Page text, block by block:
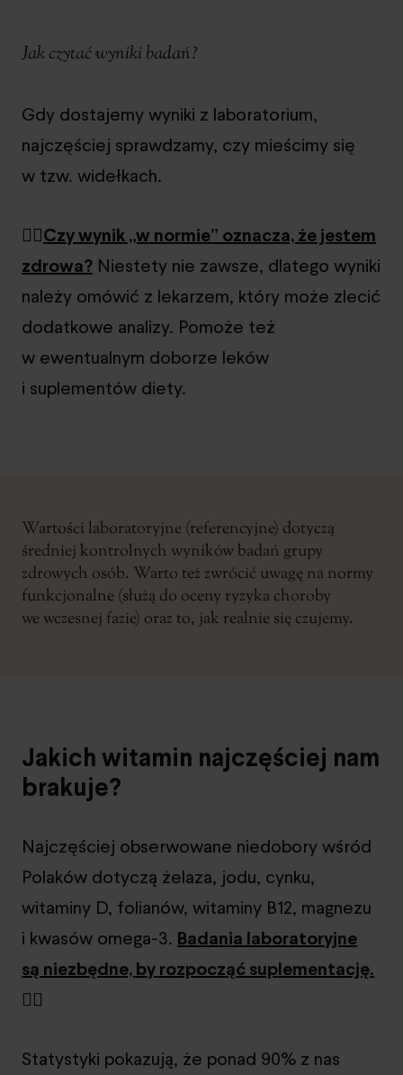
Jak czytać wyniki badań?
Gdy dostajemy wyniki z laboratorium,
najczęściej sprawdzamy, czy mieścimy się
w tzw. widełkach.
👉🏻Czy wynik „w normie” oznacza, że jestem
zdrowa? Niestety nie zawsze, dlatego wyniki
należy omówić z lekarzem, który może zlecić
dodatkowe analizy. Pomoże też
w ewentualnym doborze leków
i suplementów diety.
Wartości laboratoryjne (referencyjne) dotyczą
średniej kontrolnych wyników badań grupy
zdrowych osób. Warto też zwrócić uwagę na normy
funkcjonalne (służą do oceny ryzyka choroby
we wczesnej fazie) oraz to, jak realnie się czujemy.
Jakich witamin najczęściej nam
brakuje?
Najczęściej obserwowane niedobory wśród
Polaków dotyczą żelaza, jodu, cynku,
witaminy D, folianów, witaminy B12, magnezu
i kwasów omega-3. Badania laboratoryjne
są niezbędne, by rozpocząć suplementację.
👈🏻
Statystyki pokazują, że ponad 90% z nas